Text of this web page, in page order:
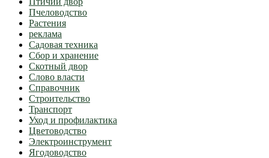
Пчеловодство
Растения
реклама
Садовая техника
Сбор и хранение
Скотный двор
Слово власти
Справочник
Строительство
Транспорт
Уход и профилактика
Цветоводство
Электроинструмент
Ягодоводство